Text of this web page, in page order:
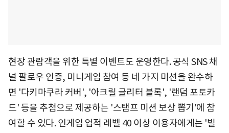
현장 관람객을 위한 특별 이벤트도 운영한다. 공식 SNS 채
널 팔로우 인증, 미니게임 참여 등 네 가지 미션을 완수하
면 '다키마쿠라 커버', '아크릴 글리터 블록', '랜덤 포토카
드' 등을 추첨으로 제공하는 '스탬프 미션 보상 뽑기'에 참
여할 수 있다. 인게임 업적 레벨 40 이상 이용자에게는 '빌